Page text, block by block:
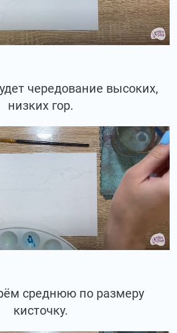
чередование высоких,
низких гор.
среднюю по размеру
кисточку.